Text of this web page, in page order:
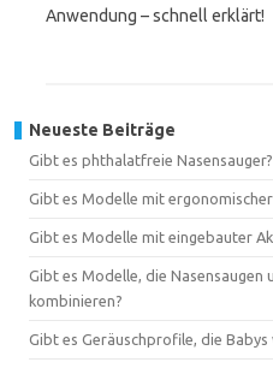
Anwendung – schnell erklärt!
Neueste Beiträge
Gibt es phthalatfreie Nasensauger?
Gibt es Modelle mit
Gibt es Modelle mit eingebauter
Gibt es Modelle, die Nasensaugen
kombinieren?
Gibt es Geräuschprofile, die